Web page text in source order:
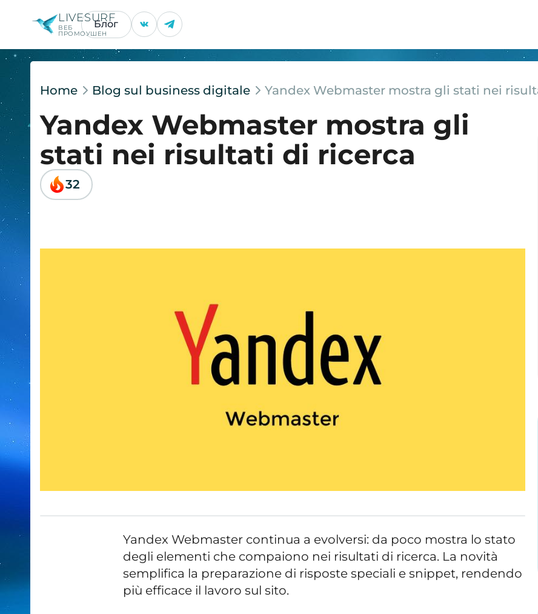
LIVESURF
ВЕБ
ПРОМОУШЕН
Блог
Home Blog sul business digitale Yandex Webmaster mostra gli stati nei
Yandex Webmaster mostra gli
stati nei risultati di ricerca
32
Yandex Webmaster continua a evolversi: da poco mostra lo stato
degli elementi che compaiono nei risultati di ricerca. La novità
semplifica la preparazione di risposte speciali e snippet, rendendo
più efficace il lavoro sul sito.